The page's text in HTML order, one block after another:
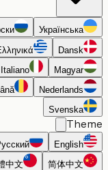
Українська
Dansk
Ελληνικά
Magyar
Italiano
Nederlands
Română
Svenska
English
Русский
简体中文
繁體中文